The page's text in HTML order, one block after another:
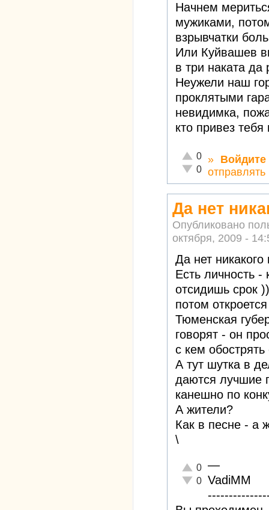
Начнем
мужиками,
взрывчатки
Или Куйвашев
в три наката да
Неужели наш
проклятыми
невидимка,
кто привез
Отлично!
0
Неадекватно!
0
» Войдите
Да нет
Опубликовано
октября, 2009 -
Да нет
Есть личность -
отсидишь срок
потом
Тюменская
говорят - он
с кем
А тут шутка в
даются лучшие
канешно по
А жители?
Как в песне - а
\
Отлично!
0
Неадекватно!
0
—
VadiMM